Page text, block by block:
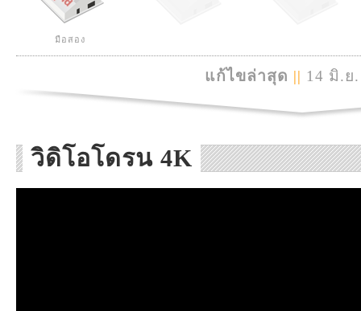
มือสอง
แก้ไขล่าสุด || 14 มิ.ย
วิดิโอโดรน 4K